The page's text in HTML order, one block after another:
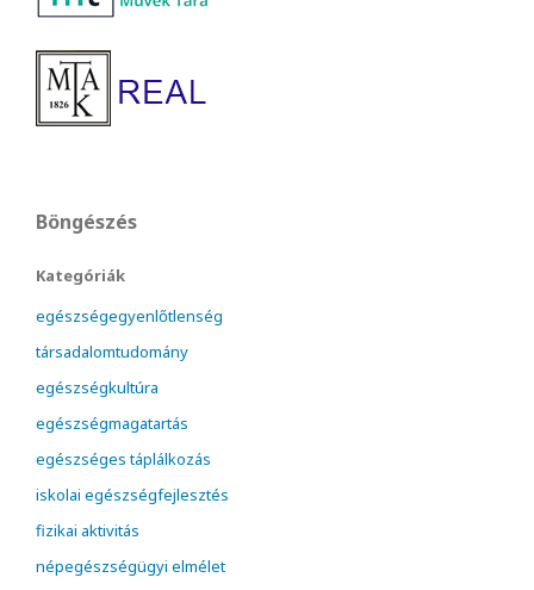
Böngészés
Kategóriák
egészségegyenlőtlenség
társadalomtudomány
egészségkultúra
egészségmagatartás
egészséges táplálkozás
iskolai egészségfejlesztés
fizikai aktivitás
népegészségügyi elmélet